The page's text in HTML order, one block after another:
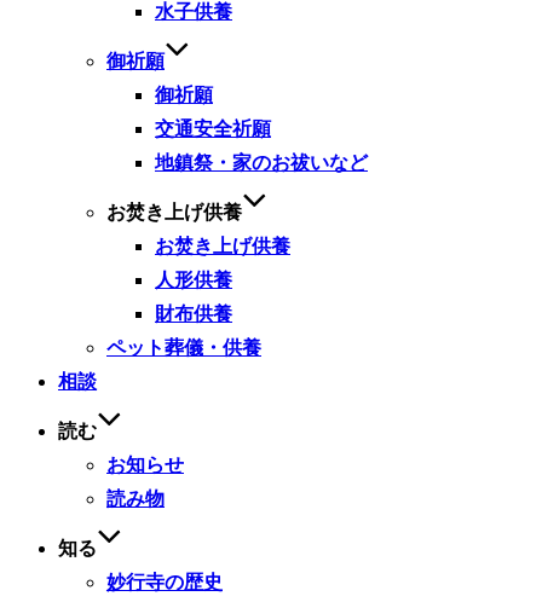
水子供養
御祈願
御祈願
交通安全祈願
地鎮祭・家のお祓いなど
お焚き上げ供養
お焚き上げ供養
人形供養
財布供養
ペット葬儀・供養
相談
読む
お知らせ
読み物
知る
妙行寺の歴史